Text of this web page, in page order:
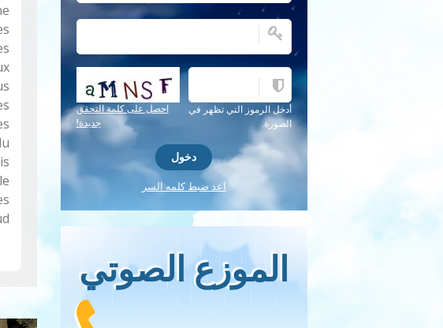
أدخل الرموز التي تظهر في
الصورة.
احصل على كلمة التحقق
جديدة!
اعد ضبط كلمه السر
الموزع الصوتي